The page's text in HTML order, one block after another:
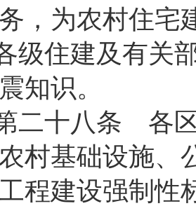
，为农村住宅
级住建及有关
知识。
二十八条 各
村基础设施、
程建设强制性